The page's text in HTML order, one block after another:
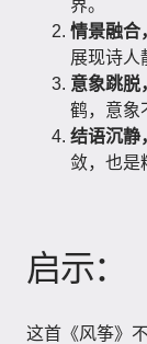
界。
情景融合
展现诗人
意象跳脱
鹤，意象
结语沉静
敛，也是
启示：
这首《风筝》